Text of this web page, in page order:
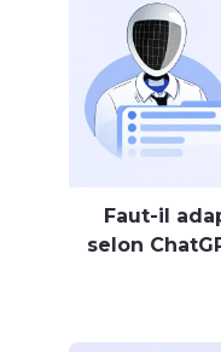
Faut-il
selon